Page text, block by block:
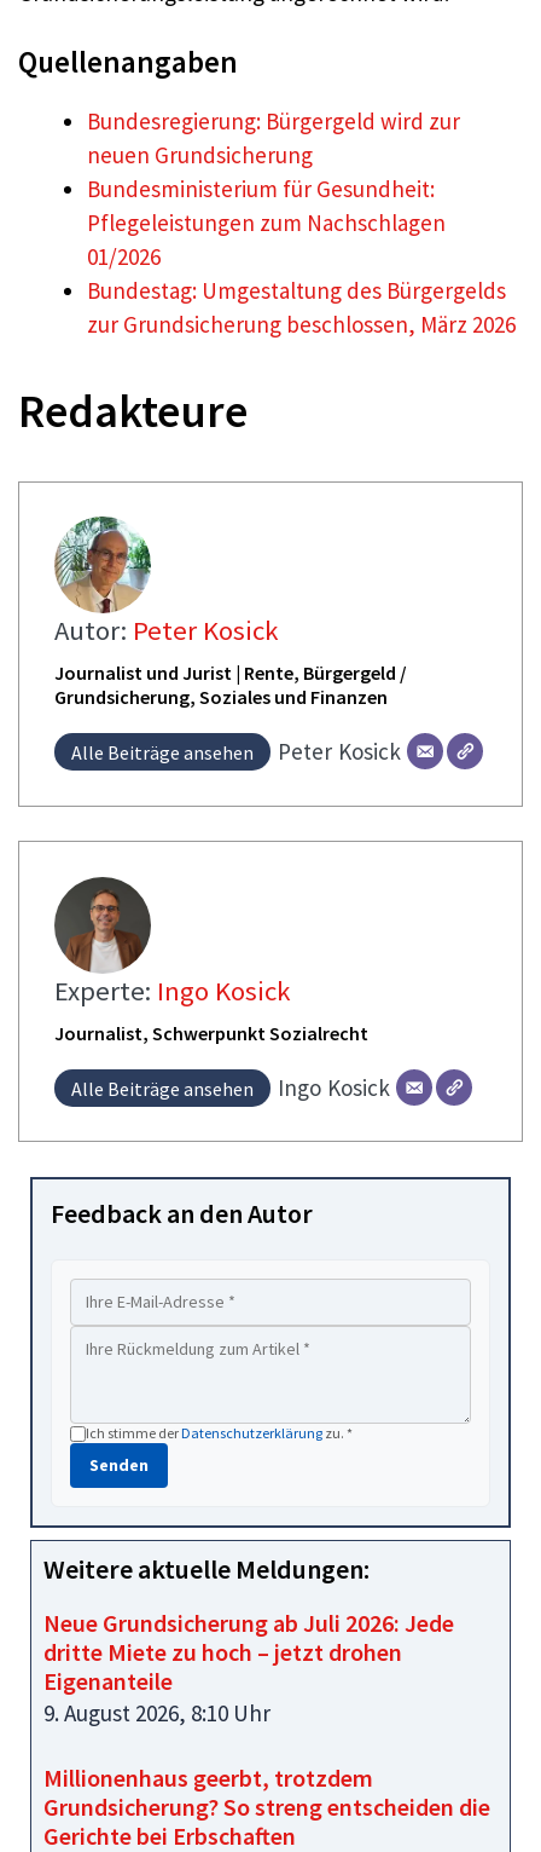
Quellenangaben
Bundesregierung: Bürgergeld wird zur
neuen Grundsicherung
Bundesministerium für Gesundheit:
Pflegeleistungen zum Nachschlagen
01/2026
Bundestag: Umgestaltung des Bürgergelds
zur Grundsicherung beschlossen, März 2026
Redakteure
Autor: Peter Kosick
Journalist und Jurist | Rente, Bürgergeld /
Grundsicherung, Soziales und Finanzen
Alle Beiträge ansehen Peter Kosick
Experte: Ingo Kosick
Journalist, Schwerpunkt Sozialrecht
Alle Beiträge ansehen Ingo Kosick
Feedback an den Autor
Ich stimme derDatenschutzerklärung zu. *
Senden
Weitere aktuelle Meldungen:
Neue Grundsicherung ab Juli 2026: Jede
dritte Miete zu hoch – jetzt drohen
Eigenanteile
9. August 2026, 8:10 Uhr
Millionenhaus geerbt, trotzdem
Grundsicherung? So streng entscheiden die
Gerichte bei Erbschaften